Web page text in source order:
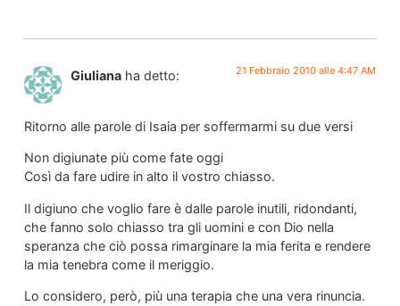
Giuliana ha detto: 21 Febbraio 2010 alle 4:47 AM
Ritorno alle parole di Isaia per soffermarmi su due versi
Non digiunate più come fate oggi
Così da fare udire in alto il vostro chiasso.
Il digiuno che voglio fare è dalle parole inutili, ridondanti,
che fanno solo chiasso tra gli uomini e con Dio nella
speranza che ciò possa rimarginare la mia ferita e rendere
la mia tenebra come il meriggio.
Lo considero, però, più una terapia che una vera rinuncia.